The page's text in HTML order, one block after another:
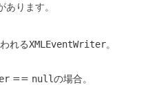
ります。
れるXMLEventWriter。
== nullの場合。